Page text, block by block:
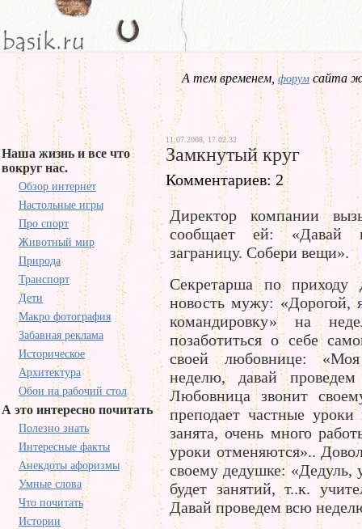
А тем временем,форум сайта
Наша жизнь и все что
вокруг нас.
Обзор интернет
Настольные игры
Про спорт
Животный мир
Природа
Транспорт
Дети
Макро фотография
Забавная реклама
Историческое
Архитектура
Обои на рабочий стол
А это интересно почитать
Полезно знать
Интересные факты
Анекдоты афоризмы
Умные слова
Что почитать
Истории
11.07.2008, 17.02.32
Замкнутый круг
Комментариев: 2
Директор компании
сообщает ей: «Давай
заграницу. Собери вещи».
Секретарша по приходу
новость мужу:
командировку» на
позаботиться о себе
своей любовнице:
неделю, давай
Любовница звонит
преподает частные
занята, очень много
уроки отменяются»..
своему дедушке:
будет занятий, т..к.
Давай проведем всю